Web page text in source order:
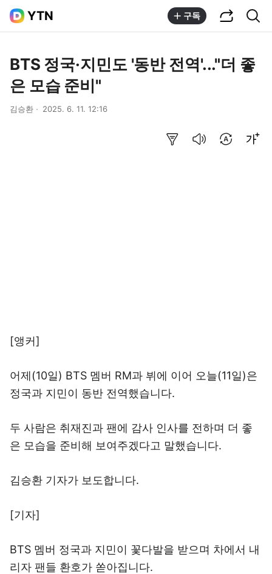
YTN 구독
BTS 정국·지민도 '동반 전역'..."더 좋
은 모습 준비"
김승환 2025. 6. 11. 12:16
[앵커]
어제(10일) BTS 멤버 RM과 뷔에 이어 오늘(11일)은
정국과 지민이 동반 전역했습니다.
두 사람은 취재진과 팬에 감사 인사를 전하며 더 좋
은 모습을 준비해 보여주겠다고 말했습니다.
김승환 기자가 보도합니다.
[기자]
BTS 멤버 정국과 지민이 꽃다발을 받으며 차에서 내
리자 팬들 환호가 쏟아집니다.